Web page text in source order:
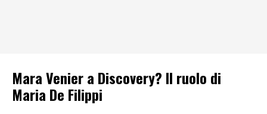
Mara Venier a Discovery? Il ruolo di
Maria De Filippi